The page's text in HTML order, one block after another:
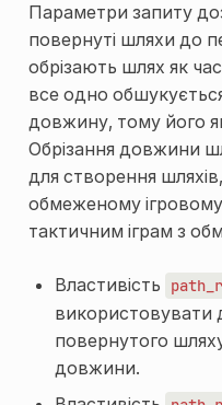
Параметри запиту
повернуті шляхи до
обрізають шлях як
все одно
довжину, тому його
Обрізання довжини
для створення
обмеженому
тактичним іграм з
Властивість
використовувати
повернутого
довжини.